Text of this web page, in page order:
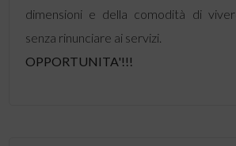
dimensioni e della comodità di
senza rinunciare ai servizi.
OPPORTUNITA'!!!